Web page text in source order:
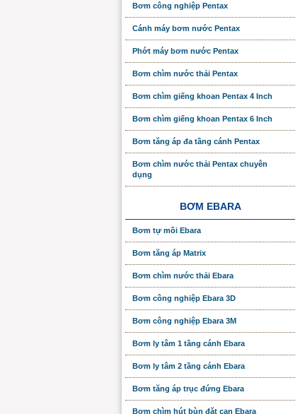
Bơm công nghiệp Pentax
Cánh máy bơm nước Pentax
Phớt máy bơm nước Pentax
Bơm chìm nước thải Pentax
Bơm chìm giếng khoan Pentax 4 Inch
Bơm chìm giếng khoan Pentax 6 Inch
Bơm tăng áp đa tầng cánh Pentax
Bơm chìm nước thải Pentax chuyên
dụng
BƠM EBARA
Bơm tự mồi Ebara
Bơm tăng áp Matrix
Bơm chìm nước thải Ebara
Bơm công nghiệp Ebara 3D
Bơm công nghiệp Ebara 3M
Bơm ly tâm 1 tầng cánh Ebara
Bơm ly tâm 2 tầng cánh Ebara
Bơm tăng áp trục đứng Ebara
Bơm chìm hút bùn đặt cạn Ebara